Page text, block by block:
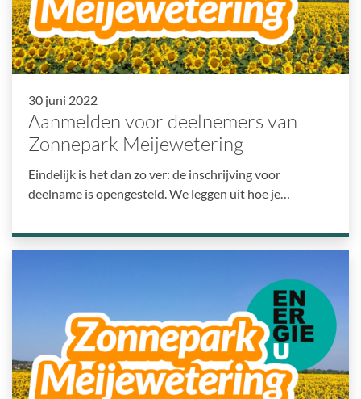
30 juni 2022
Aanmelden voor deelnemers van
Zonnepark Meijewetering
Eindelijk is het dan zo ver: de inschrijving voor
deelname is opengesteld. We leggen uit hoe je…